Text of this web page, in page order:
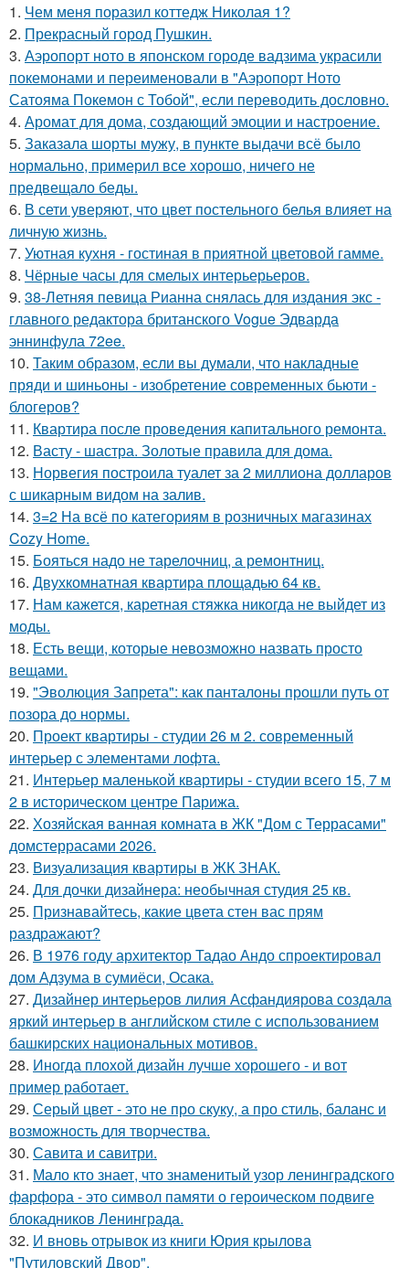
1. Чем меня поразил коттедж Николая 1?
2. Прекрасный город Пушкин.
3. Аэропорт ното в японском городе вадзима украсили
покемонами и переименовали в "Аэропорт Ното
Сатояма Покемон с Тобой", если переводить дословно.
4. Аромат для дома, создающий эмоции и настроение.
5. Заказала шорты мужу, в пункте выдачи всё было
нормально, примерил все хорошо, ничего не
предвещало беды.
6. В сети уверяют, что цвет постельного белья влияет на
личную жизнь.
7. Уютная кухня - гостиная в приятной цветовой гамме.
8. Чёрные часы для смелых интерьерьеров.
9. 38-Летняя певица Рианна снялась для издания экс -
главного редактора британского Vogue Эдварда
эннинфула 72ee.
10. Таким образом, если вы думали, что накладные
пряди и шиньоны - изобретение современных бьюти -
блогеров?
11. Квартира после проведения капитального ремонта.
12. Васту - шастра. Золотые правила для дома.
13. Норвегия построила туалет за 2 миллиона долларов
с шикарным видом на залив.
14. 3=2 На всё по категориям в розничных магазинах
Cozy Home.
15. Бояться надо не тарелочниц, а ремонтниц.
16. Двухкомнатная квартира площадью 64 кв.
17. Нам кажется, каретная стяжка никогда не выйдет из
моды.
18. Есть вещи, которые невозможно назвать просто
вещами.
19. "Эволюция Запрета": как панталоны прошли путь от
позора до нормы.
20. Проект квартиры - студии 26 м 2. современный
интерьер с элементами лофта.
21. Интерьер маленькой квартиры - студии всего 15, 7 м
2 в историческом центре Парижа.
22. Хозяйская ванная комната в ЖК "Дом с Террасами"
домстеррасами 2026.
23. Визуализация квартиры в ЖК ЗНАК.
24. Для дочки дизайнера: необычная студия 25 кв.
25. Признавайтесь, какие цвета стен вас прям
раздражают?
26. В 1976 году архитектор Тадао Андо спроектировал
дом Адзума в сумиёси, Осака.
27. Дизайнер интерьеров лилия Асфандиярова создала
яркий интерьер в английском стиле с использованием
башкирских национальных мотивов.
28. Иногда плохой дизайн лучше хорошего - и вот
пример работает.
29. Серый цвет - это не про скуку, а про стиль, баланс и
возможность для творчества.
30. Савита и савитри.
31. Мало кто знает, что знаменитый узор ленинградского
фарфора - это символ памяти о героическом подвиге
блокадников Ленинграда.
32. И вновь отрывок из книги Юрия крылова
"Путиловский Двор".